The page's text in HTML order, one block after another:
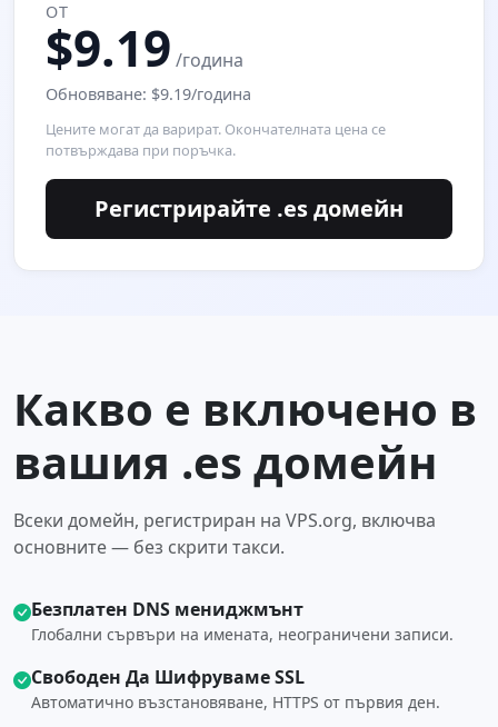
ОТ
$9.19 /година
Обновяване: $9.19/година
Цените могат да варират. Окончателната цена се
потвърждава при поръчка.
Регистрирайте .es домейн
Какво е включено в
вашия .es домейн
Всеки домейн, регистриран на VPS.org, включва
основните — без скрити такси.
Безплатен DNS мениджмънт
Глобални сървъри на имената, неограничени записи.
Свободен Да Шифруваме SSL
Автоматично възстановяване, HTTPS от първия ден.